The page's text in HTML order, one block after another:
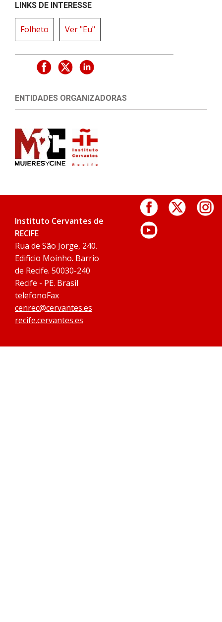
LINKS DE INTERESSE
Folheto Ver "Eu"
ENTIDADES ORGANIZADORAS
Instituto Cervantes de
RECIFE
Rua de São Jorge, 240.
Edificio Moinho. Barrio
de Recife. 50030-240
Recife - PE. Brasil
telefonoFax
cenrec@cervantes.es
recife.cervantes.es